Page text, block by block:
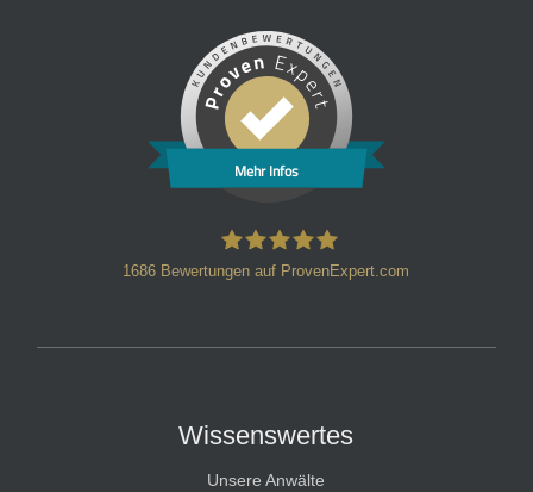
Mehr Infos
1686 Bewertungen auf ProvenExpert.com
Wissenswertes
Unsere Anwälte